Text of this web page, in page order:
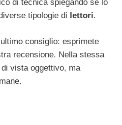
di tecnica spiegando se lo
tipologie di lettori.
consiglio: esprimete
recensione. Nella stessa
vista oggettivo, ma